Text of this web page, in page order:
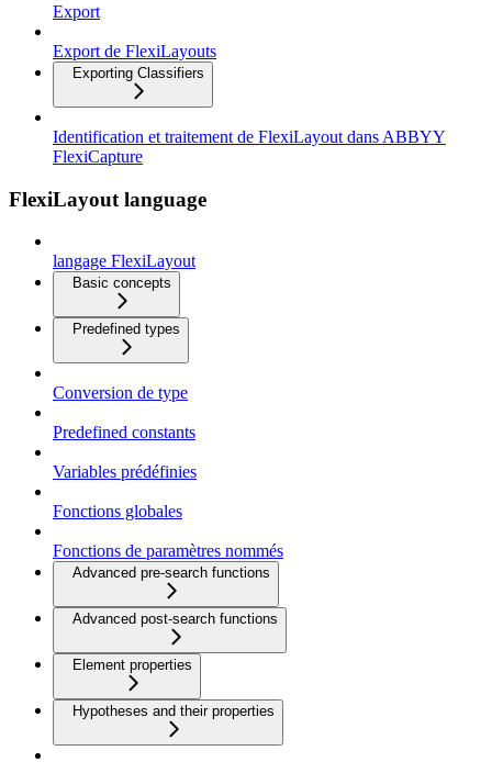
Export
Export de FlexiLayouts
Exporting Classifiers
Identification et traitement de FlexiLayout dans ABBYY
FlexiCapture
FlexiLayout language
langage FlexiLayout
Basic concepts
Predefined types
Conversion de type
Predefined constants
Variables prédéfinies
Fonctions globales
Fonctions de paramètres nommés
Advanced pre-search functions
Advanced post-search functions
Element properties
Hypotheses and their properties